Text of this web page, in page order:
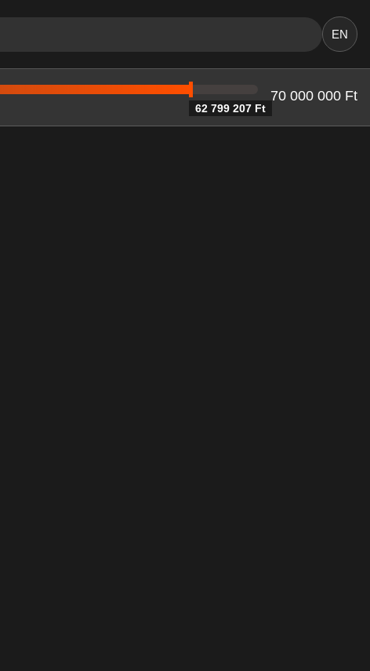
EN
62 799 207 Ft
70 000 000 Ft